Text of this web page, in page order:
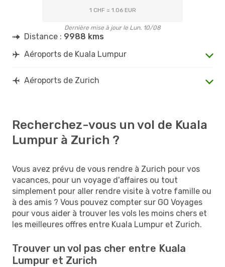
1 CHF = 1.06 EUR
Dernière mise à jour le Lun. 10/08
Distance : 9988 kms
Aéroports de Kuala Lumpur
Aéroports de Zurich
Recherchez-vous un vol de Kuala
Lumpur à Zurich ?
Vous avez prévu de vous rendre à Zurich pour vos
vacances, pour un voyage d'affaires ou tout
simplement pour aller rendre visite à votre famille ou
à des amis ? Vous pouvez compter sur GO Voyages
pour vous aider à trouver les vols les moins chers et
les meilleures offres entre Kuala Lumpur et Zurich.
Trouver un vol pas cher entre Kuala
Lumpur et Zurich